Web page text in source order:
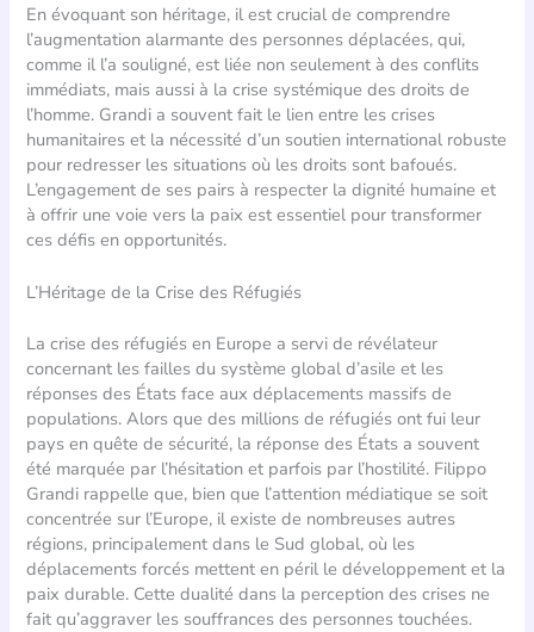
En évoquant son héritage, il est crucial de comprendre
l’augmentation alarmante des personnes déplacées, qui,
comme il l’a souligné, est liée non seulement à des conflits
immédiats, mais aussi à la crise systémique des droits de
l’homme. Grandi a souvent fait le lien entre les crises
humanitaires et la nécessité d’un soutien international robuste
pour redresser les situations où les droits sont bafoués.
L’engagement de ses pairs à respecter la dignité humaine et
à offrir une voie vers la paix est essentiel pour transformer
ces défis en opportunités.
L’Héritage de la Crise des Réfugiés
La crise des réfugiés en Europe a servi de révélateur
concernant les failles du système global d’asile et les
réponses des États face aux déplacements massifs de
populations. Alors que des millions de réfugiés ont fui leur
pays en quête de sécurité, la réponse des États a souvent
été marquée par l’hésitation et parfois par l’hostilité. Filippo
Grandi rappelle que, bien que l’attention médiatique se soit
concentrée sur l’Europe, il existe de nombreuses autres
régions, principalement dans le Sud global, où les
déplacements forcés mettent en péril le développement et la
paix durable. Cette dualité dans la perception des crises ne
fait qu’aggraver les souffrances des personnes touchées.